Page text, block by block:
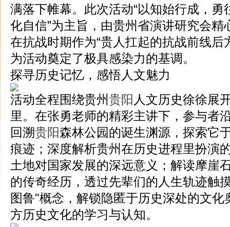
满落下帷幕。此次活动“以知始行成，勇
化自信”为主旨，由贵州省演讲研究会
在抗战时期作为“贵人扛起的抗战前线后
为活动奠定了极具感染力的基调。
探寻历史记忆，感悟人文魅力
活动全程围绕贵州贵阳 人文历史徐徐展
里。在张勇老师的精彩主讲下，参与者
回溯贵阳森林公园的诞生渊源，探索它
痕迹；深度解析贵州在历史进程里扮演
土地对国家发展的深远意义；解读摩崖
的传奇经历，透过先辈们的人生轨迹触
图鲁"概念，解锁隐匿于历史深处的文
方历史文化的学习与认知。